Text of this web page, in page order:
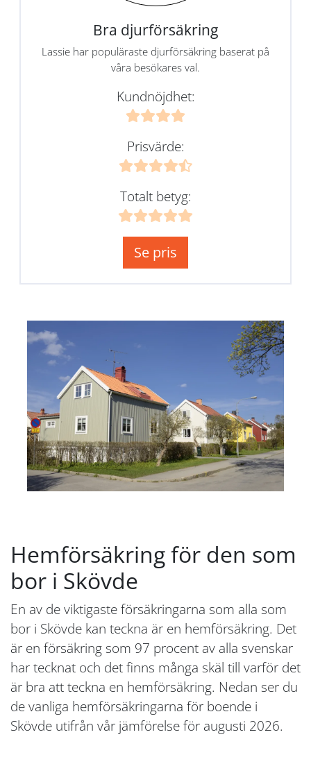
Bra djurförsäkring
Lassie har populäraste djurförsäkring baserat på
våra besökares val.
Kundnöjdhet:
Prisvärde:
Totalt betyg:
Se pris
Hemförsäkring för den som
bor i Skövde
En av de viktigaste försäkringarna som alla som
bor i Skövde kan teckna är en hemförsäkring. Det
är en försäkring som 97 procent av alla svenskar
har tecknat och det finns många skäl till varför det
är bra att teckna en hemförsäkring. Nedan ser du
de vanliga hemförsäkringarna för boende i
Skövde utifrån vår jämförelse för augusti 2026.